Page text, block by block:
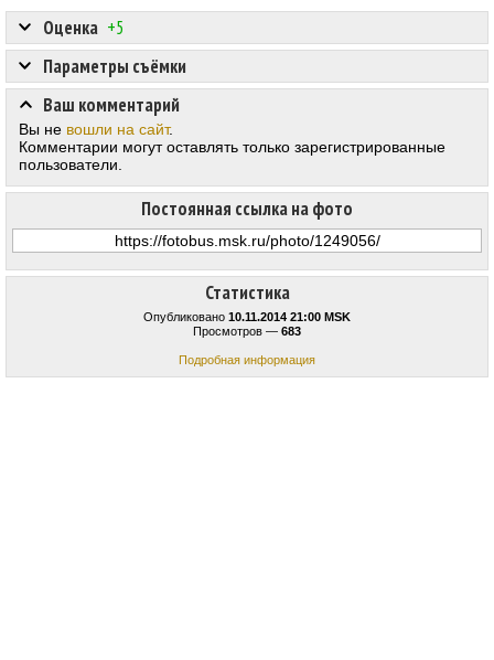
Статистика
Опубликовано 10.11.2014 21:00 MSK
Просмотров — 683
Подробная информация
Оценка +5
Постоянная ссылка на фото
Параметры съёмки
Ваш комментарий
Вы не вошли на сайт.
Комментарии могут оставлять только зарегистрированные
пользователи.